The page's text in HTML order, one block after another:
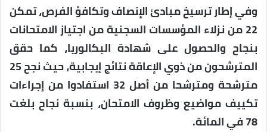
وفي إطار ترسيخ مبادئ الإنصاف وتكافؤ الفرص، تمكن
22 من نزلاء المؤسسات السجنية من اجتياز الامتحانات
بنجاح والحصول على شهادة البكالوريا، كما حقق
المترشحون من ذوي الإعاقة نتائج إيجابية، حيث نجح 25
مترشحة ومترشحا من أصل 32 استفادوا من إجراءات
تكييف مواضيع وظروف الامتحان، بنسبة نجاح بلغت
78 في المائة.